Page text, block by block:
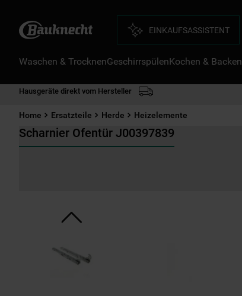
EINKAUFSASSISTENT
Waschen & TrocknenGeschirrspülenKochen & Backen
Hausgeräte direkt vom Hersteller
Home Ersatzteile Herde Heizelemente
Scharnier Ofentür J00397839